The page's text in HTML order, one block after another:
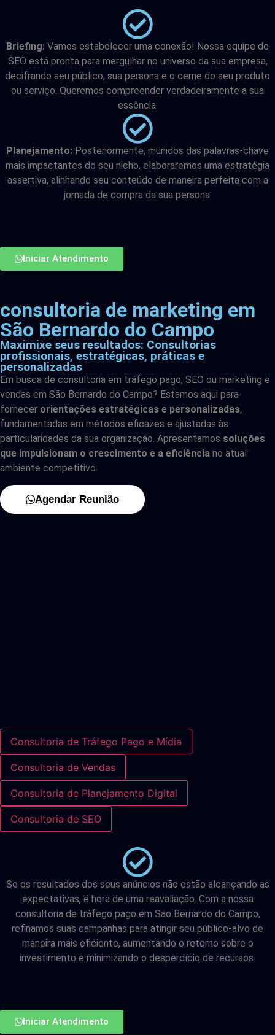
Briefing: Vamos estabelecer uma conexão! Nossa equipe de
SEO está pronta para mergulhar no universo da sua empresa,
decifrando seu público, sua persona e o cerne do seu produto
ou serviço. Queremos compreender verdadeiramente a sua
essência.
Planejamento: Posteriormente, munidos das palavras-chave
mais impactantes do seu nicho, elaboraremos uma estratégia
assertiva, alinhando seu conteúdo de maneira perfeita com a
jornada de compra da sua persona.
Iniciar Atendimento
consultoria de marketing em
São Bernardo do Campo
Maximixe seus resultados: Consultorias
profissionais, estratégicas, práticas e
personalizadas
Em busca de consultoria em tráfego pago, SEO ou marketing e
vendas em São Bernardo do Campo? Estamos aqui para
fornecer orientações estratégicas e personalizadas,
fundamentadas em métodos eficazes e ajustadas às
particularidades da sua organização. Apresentamos soluções
que impulsionam o crescimento e a eficiência no atual
ambiente competitivo.
Agendar Reunião
Consultoria de Tráfego Pago e Mídia
Consultoria de Vendas
Consultoria de Planejamento Digital
Consultoria de SEO
Se os resultados dos seus anúncios não estão alcançando as
expectativas, é hora de uma reavaliação. Com a nossa
consultoria de tráfego pago em São Bernardo do Campo,
refinamos suas campanhas para atingir seu público-alvo de
maneira mais eficiente, aumentando o retorno sobre o
investimento e minimizando o desperdício de recursos.
Iniciar Atendimento